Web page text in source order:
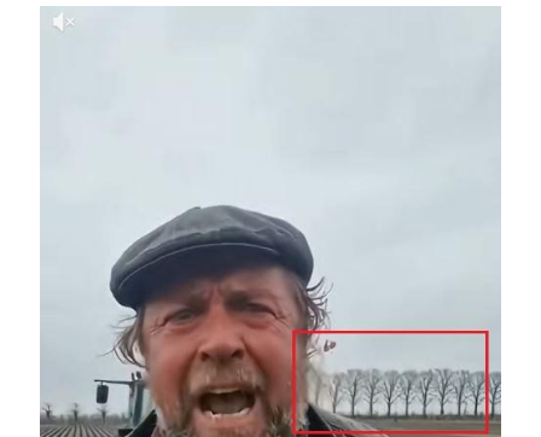
Image